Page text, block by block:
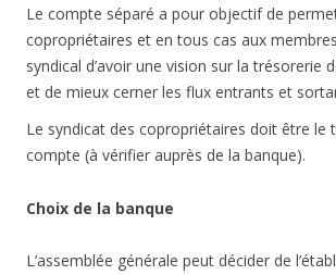
Le compte séparé a pour objectif de
copropriétaires et en tous cas aux
syndical d’avoir une vision sur la trésorerie
et de mieux cerner les flux entrants et
Le syndicat des copropriétaires doit être le
compte (à vérifier auprès de la banque).
Choix de la banque
L’assemblée générale peut décider de